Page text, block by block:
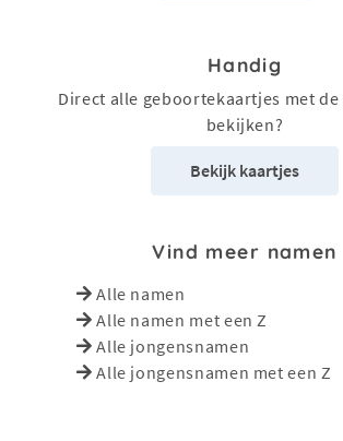
Handig
Direct alle geboortekaartjes met
bekijken?
Bekijk kaartjes
Vind meer namen
Alle namen
Alle namen met een Z
Alle jongensnamen
Alle jongensnamen met een Z